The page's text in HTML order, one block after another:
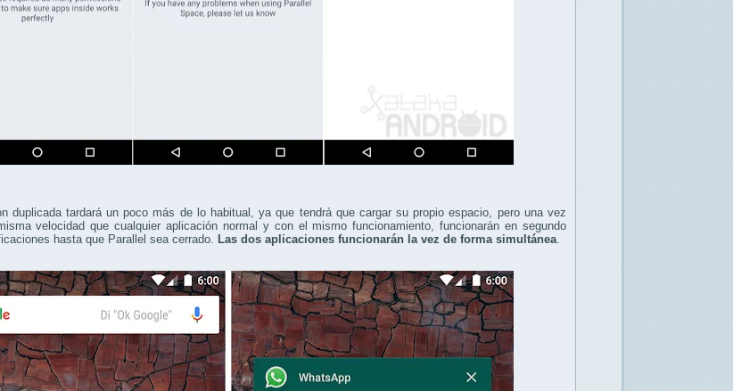
duplicada tardará un poco más de lo habitual, ya que tendrá que cargar su propio espacio, pero una vez
velocidad que cualquier aplicación normal y con el mismo funcionamiento, funcionarán en segundo
hasta que Parallel sea cerrado. Las dos aplicaciones funcionarán la vez de forma simultánea.